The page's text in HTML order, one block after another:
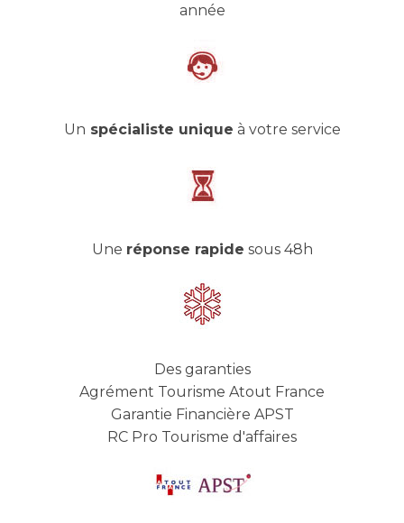
année
Un spécialiste unique à votre service
Une réponse rapide sous 48h
Des garanties
Agrément Tourisme Atout France
Garantie Financière APST
RC Pro Tourisme d'affaires